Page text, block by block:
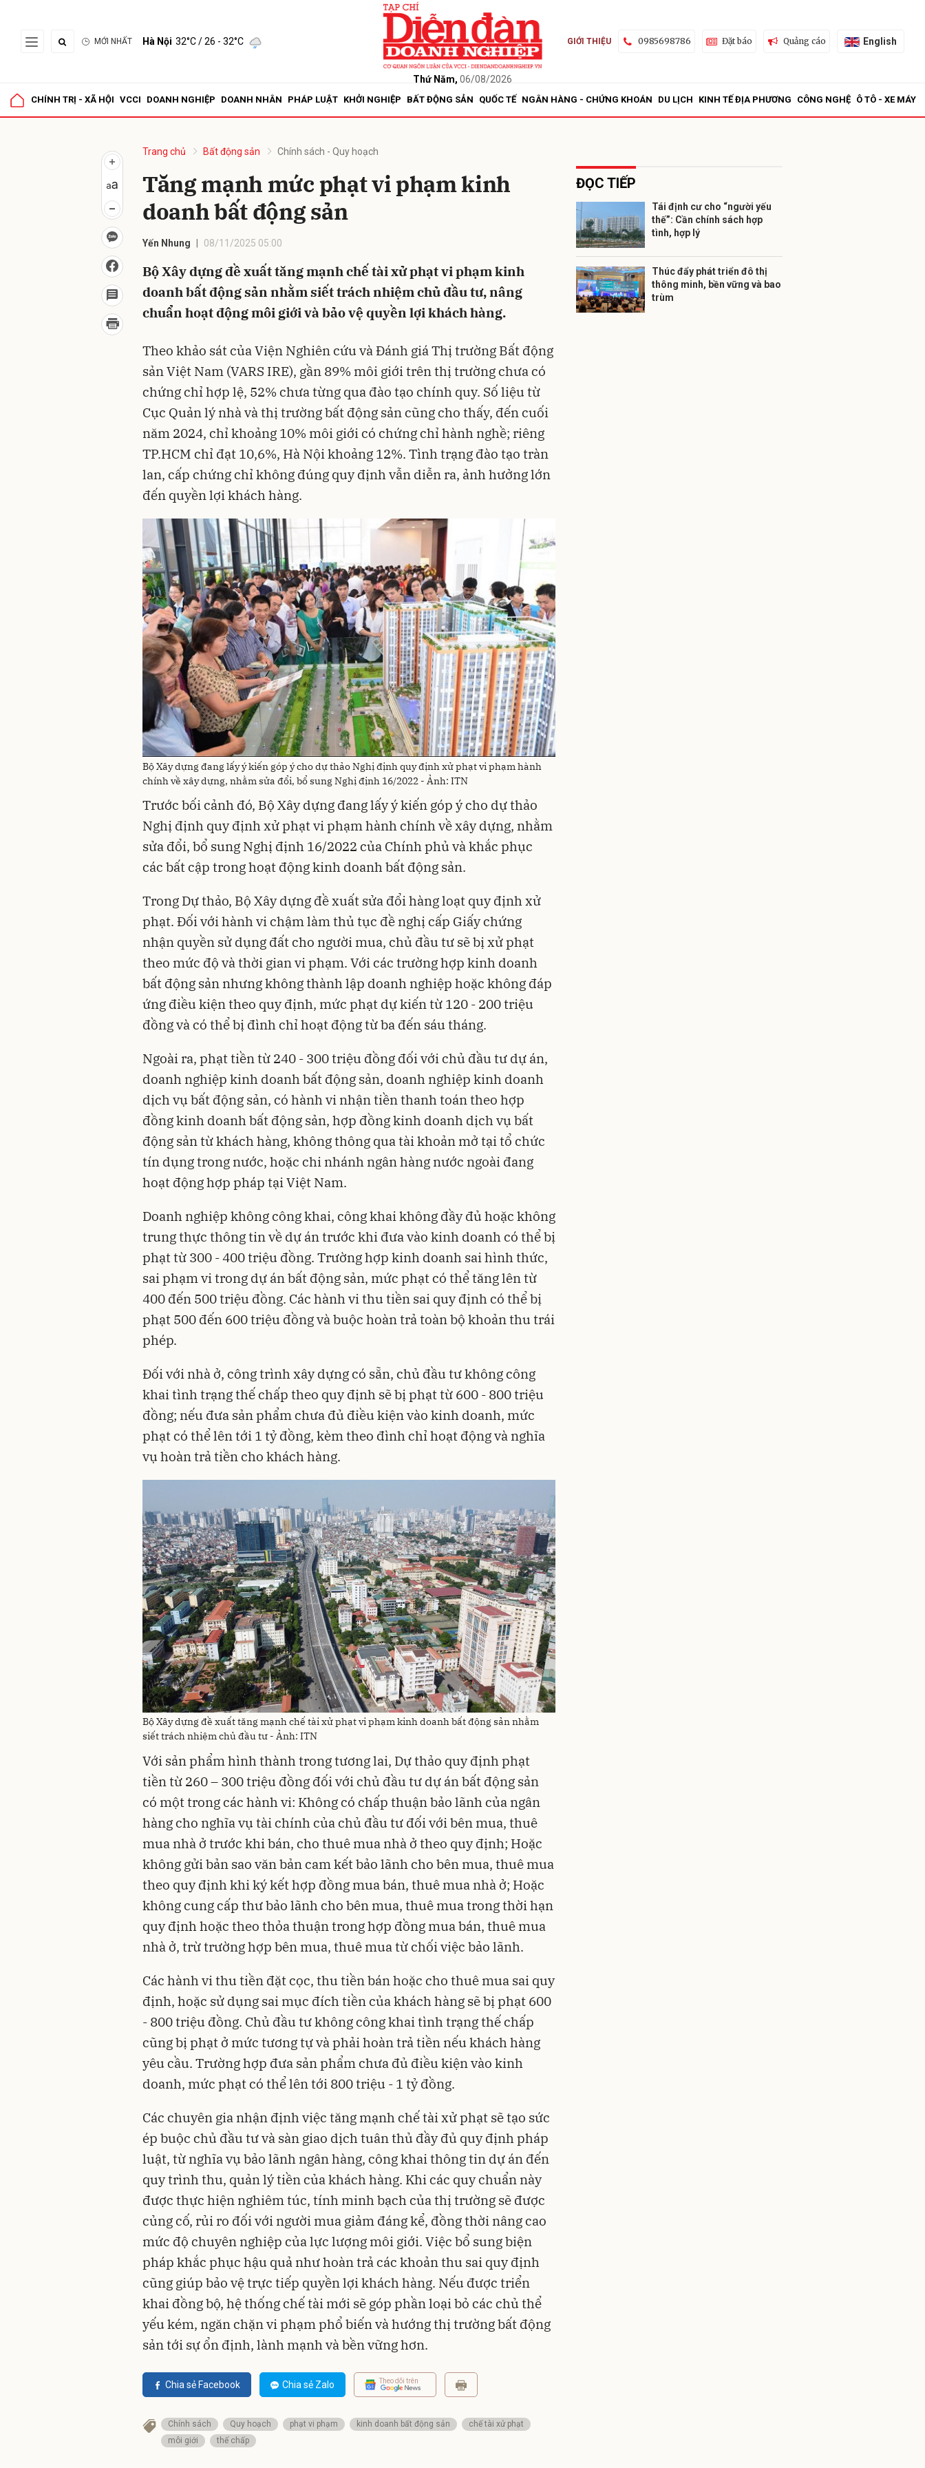
MỚI NHẤT Hà Nội 32°C/ 26 - 32°C
Thứ Năm, 06/08/2026
GIỚI THIỆU 0985698786 Đặt báo Quảng cáo English
CHÍNH TRỊ - XÃ HỘI VCCI DOANH NGHIỆP DOANH NHÂN PHÁP LUẬT KHỞI NGHIỆP BẤT ĐỘNG SẢN QUỐC TẾ NGÂN HÀNG - CHỨNG KHOÁN DU LỊCH KINH TẾ ĐỊA PHƯƠNG CÔNG NGHỆ Ô TÔ - XE MÁY
Trang chủ Bất động sản Chính sách - Quy hoạch
Tăng mạnh mức phạt vi phạm kinh
doanh bất động sản
Yến Nhung 08/11/2025 05:00
Bộ Xây dựng đề xuất tăng mạnh chế tài xử phạt vi phạm kinh
doanh bất động sản nhằm siết trách nhiệm chủ đầu tư, nâng
chuẩn hoạt động môi giới và bảo vệ quyền lợi khách hàng.
Theo khảo sát của Viện Nghiên cứu và Đánh giá Thị trường Bất động
sản Việt Nam (VARS IRE), gần 89% môi giới trên thị trường chưa có
chứng chỉ hợp lệ, 52% chưa từng qua đào tạo chính quy. Số liệu từ
Cục Quản lý nhà và thị trường bất động sản cũng cho thấy, đến cuối
năm 2024, chỉ khoảng 10% môi giới có chứng chỉ hành nghề; riêng
TP.HCM chỉ đạt 10,6%, Hà Nội khoảng 12%. Tình trạng đào tạo tràn
lan, cấp chứng chỉ không đúng quy định vẫn diễn ra, ảnh hưởng lớn
đến quyền lợi khách hàng.
Bộ Xây dựng đang lấy ý kiến góp ý cho dự thảo Nghị định quy định xử phạt vi phạm hành
chính về xây dựng, nhằm sửa đổi, bổ sung Nghị định 16/2022 - Ảnh: ITN
Trước bối cảnh đó, Bộ Xây dựng đang lấy ý kiến góp ý cho dự thảo
Nghị định quy định xử phạt vi phạm hành chính về xây dựng, nhằm
sửa đổi, bổ sung Nghị định 16/2022 của Chính phủ và khắc phục
các bất cập trong hoạt động kinh doanh bất động sản.
Trong Dự thảo, Bộ Xây dựng đề xuất sửa đổi hàng loạt quy định xử
phạt. Đối với hành vi chậm làm thủ tục đề nghị cấp Giấy chứng
nhận quyền sử dụng đất cho người mua, chủ đầu tư sẽ bị xử phạt
theo mức độ và thời gian vi phạm. Với các trường hợp kinh doanh
bất động sản nhưng không thành lập doanh nghiệp hoặc không đáp
ứng điều kiện theo quy định, mức phạt dự kiến từ 120 - 200 triệu
đồng và có thể bị đình chỉ hoạt động từ ba đến sáu tháng.
Ngoài ra, phạt tiền từ 240 - 300 triệu đồng đối với chủ đầu tư dự án,
doanh nghiệp kinh doanh bất động sản, doanh nghiệp kinh doanh
dịch vụ bất động sản, có hành vi nhận tiền thanh toán theo hợp
đồng kinh doanh bất động sản, hợp đồng kinh doanh dịch vụ bất
động sản từ khách hàng, không thông qua tài khoản mở tại tổ chức
tín dụng trong nước, hoặc chi nhánh ngân hàng nước ngoài đang
hoạt động hợp pháp tại Việt Nam.
Doanh nghiệp không công khai, công khai không đầy đủ hoặc không
trung thực thông tin về dự án trước khi đưa vào kinh doanh có thể bị
phạt từ 300 - 400 triệu đồng. Trường hợp kinh doanh sai hình thức,
sai phạm vi trong dự án bất động sản, mức phạt có thể tăng lên từ
400 đến 500 triệu đồng. Các hành vi thu tiền sai quy định có thể bị
phạt 500 đến 600 triệu đồng và buộc hoàn trả toàn bộ khoản thu trái
phép.
Đối với nhà ở, công trình xây dựng có sẵn, chủ đầu tư không công
khai tình trạng thế chấp theo quy định sẽ bị phạt từ 600 - 800 triệu
đồng; nếu đưa sản phẩm chưa đủ điều kiện vào kinh doanh, mức
phạt có thể lên tới 1 tỷ đồng, kèm theo đình chỉ hoạt động và nghĩa
vụ hoàn trả tiền cho khách hàng.
Bộ Xây dựng đề xuất tăng mạnh chế tài xử phạt vi phạm kinh doanh bất động sản nhằm
siết trách nhiệm chủ đầu tư - Ảnh: ITN
Với sản phẩm hình thành trong tương lai, Dự thảo quy định phạt
tiền từ 260 – 300 triệu đồng đối với chủ đầu tư dự án bất động sản
có một trong các hành vi: Không có chấp thuận bảo lãnh của ngân
hàng cho nghĩa vụ tài chính của chủ đầu tư đối với bên mua, thuê
mua nhà ở trước khi bán, cho thuê mua nhà ở theo quy định; Hoặc
không gửi bản sao văn bản cam kết bảo lãnh cho bên mua, thuê mua
theo quy định khi ký kết hợp đồng mua bán, thuê mua nhà ở; Hoặc
không cung cấp thư bảo lãnh cho bên mua, thuê mua trong thời hạn
quy định hoặc theo thỏa thuận trong hợp đồng mua bán, thuê mua
nhà ở, trừ trường hợp bên mua, thuê mua từ chối việc bảo lãnh.
Các hành vi thu tiền đặt cọc, thu tiền bán hoặc cho thuê mua sai quy
định, hoặc sử dụng sai mục đích tiền của khách hàng sẽ bị phạt 600
- 800 triệu đồng. Chủ đầu tư không công khai tình trạng thế chấp
cũng bị phạt ở mức tương tự và phải hoàn trả tiền nếu khách hàng
yêu cầu. Trường hợp đưa sản phẩm chưa đủ điều kiện vào kinh
doanh, mức phạt có thể lên tới 800 triệu - 1 tỷ đồng.
Các chuyên gia nhận định việc tăng mạnh chế tài xử phạt sẽ tạo sức
ép buộc chủ đầu tư và sàn giao dịch tuân thủ đầy đủ quy định pháp
luật, từ nghĩa vụ bảo lãnh ngân hàng, công khai thông tin dự án đến
quy trình thu, quản lý tiền của khách hàng. Khi các quy chuẩn này
được thực hiện nghiêm túc, tính minh bạch của thị trường sẽ được
củng cố, rủi ro đối với người mua giảm đáng kể, đồng thời nâng cao
mức độ chuyên nghiệp của lực lượng môi giới. Việc bổ sung biện
pháp khắc phục hậu quả như hoàn trả các khoản thu sai quy định
cũng giúp bảo vệ trực tiếp quyền lợi khách hàng. Nếu được triển
khai đồng bộ, hệ thống chế tài mới sẽ góp phần loại bỏ các chủ thể
yếu kém, ngăn chặn vi phạm phổ biến và hướng thị trường bất động
sản tới sự ổn định, lành mạnh và bền vững hơn.
Chia sẻ Facebook Chia sẻ Zalo Theo dõi trên
Chính sách Quy hoạch phạt vi phạm kinh doanh bất động sản
chế tài xử phạt
môi giới
thế chấp
ĐỌC TIẾP
Tái định cư cho “người yếu
thế”: Cần chính sách hợp
tình, hợp lý
Thúc đẩy phát triển đô thị
thông minh, bền vững và bao
trùm
Gửi